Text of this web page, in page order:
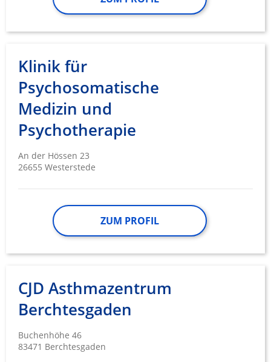
Klinik für
Psychosomatische
Medizin und
Psychotherapie
An der Hössen 23
26655 Westerstede
ZUM PROFIL
CJD Asthmazentrum
Berchtesgaden
Buchenhöhe 46
83471 Berchtesgaden